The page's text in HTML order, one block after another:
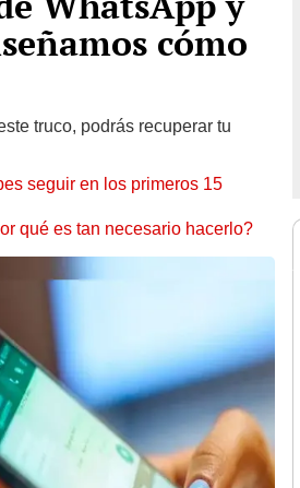
cómo
truco, podrás recuperar tu
seguir en los primeros 15
qué es tan necesario hacerlo?